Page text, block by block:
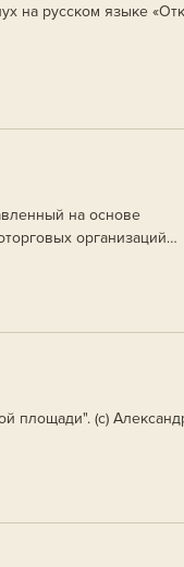
на русском языке
на основе
организаций
участие 82 эксперта
площади". (с)